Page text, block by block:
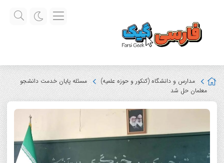
مدارس و دانشگاه (کنکور و حوزه علمیه)
مسئله پایان خدمت دانشجو
معلمان حل شد